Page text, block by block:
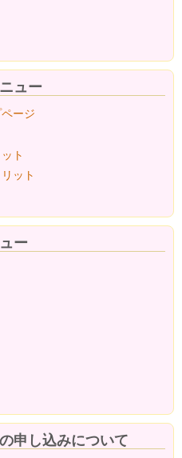
ュー
ージ
ト
ット
ー
申し込みについて